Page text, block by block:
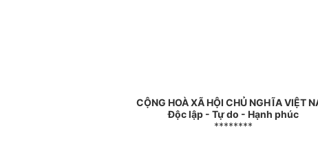
CỘNG HOÀ XÃ HỘI CHỦ NGHĨA VIỆT
Độc lập - Tự do - Hạnh phúc
********